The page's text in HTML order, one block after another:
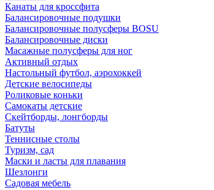
Канаты для кроссфита
Балансировочные подушки
Балансировочные полусферы BOSU
Балансировочные диски
Масажные полусферы для ног
Активный отдых
Настольный футбол, аэрохоккей
Детские велосипеды
Роликовые коньки
Самокаты детские
Скейтборды, лонгборды
Батуты
Теннисные столы
Туризм, сад
Маски и ласты для плавания
Шезлонги
Садовая мебель